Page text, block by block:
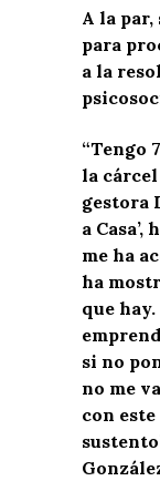
A la par,
para
a la
“Tengo
la
gestora
a
me ha
ha
que
si no
no me
con